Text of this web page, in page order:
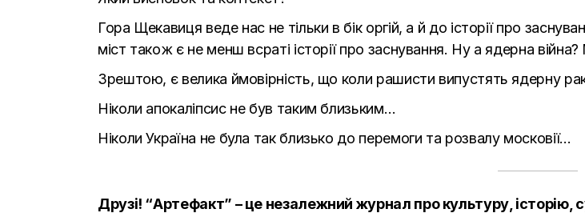
Гора Щекавиця веде нас не тільки в бік оргій, а й до історії про
міст також є не менш всраті історії про заснування. Ну а ядерна
Зрештою, є велика ймовірність, що коли рашисти випустять ядерну
Ніколи апокаліпсис не був таким близьким…
Ніколи Україна не була так близько до перемоги та розвалу московії…
Друзі! “Артефакт” – це незалежний журнал про культуру, історію,